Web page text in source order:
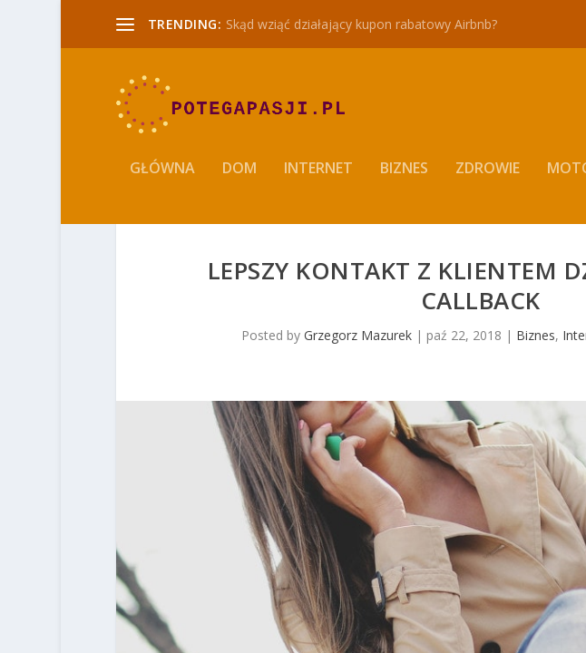
TRENDING: Skąd wziąć działający kupon rabatowy Airbnb?
GŁÓWNA DOM INTERNET BIZNES ZDROWIE
LEPSZY KONTAKT Z KLIENTEM
CALLBACK
Posted byGrzegorz Mazurek | paź 22, 2018 | Biznes,